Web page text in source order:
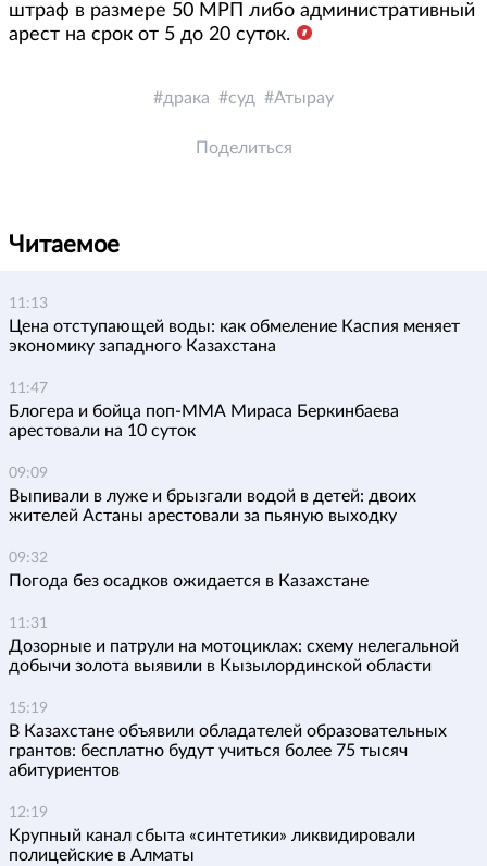
штраф в размере 50 МРП либо административный
арест на срок от 5 до 20 суток.
драка суд Атырау
Поделиться
Читаемое
11:13
Цена отступающей воды: как обмеление Каспия меняет
экономику западного Казахстана
11:47
Блогера и бойца поп-ММА Мираса Беркинбаева
арестовали на 10 суток
09:09
Выпивали в луже и брызгали водой в детей: двоих
жителей Астаны арестовали за пьяную выходку
09:32
Погода без осадков ожидается в Казахстане
11:31
Дозорные и патрули на мотоциклах: схему нелегальной
добычи золота выявили в Кызылординской области
15:19
В Казахстане объявили обладателей образовательных
грантов: бесплатно будут учиться более 75 тысяч
абитуриентов
12:19
Крупный канал сбыта «синтетики» ликвидировали
полицейские в Алматы